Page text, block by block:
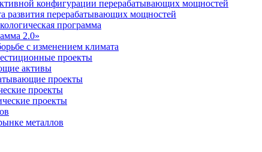
конфигурации перерабатывающих мощностей
развития перерабатывающих мощностей
программа
2.0»
с изменением климата
проекты
активы
проекты
проекты
проекты
металлов